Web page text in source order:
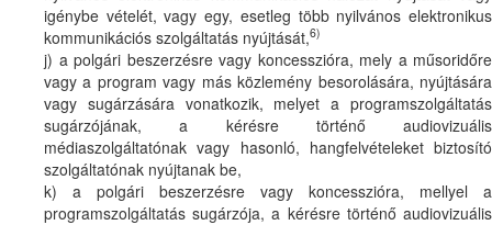
igénybe vételét, vagy egy, esetleg több nyilvános elektronikus
kommunikációs szolgáltatás nyújtását,6)
j) a polgári beszerzésre vagy koncesszióra, mely a műsoridőre
vagy a program vagy más közlemény besorolására, nyújtására
vagy sugárzására vonatkozik, melyet a programszolgáltatás
sugárzójának, a kérésre történő audiovizuális
médiaszolgáltatónak vagy hasonló, hangfelvételeket biztosító
szolgáltatónak nyújtanak be,
k) a polgári beszerzésre vagy koncesszióra, mellyel a
programszolgáltatás sugárzója, a kérésre történő audiovizuális